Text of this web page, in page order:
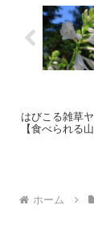
はびこる雑草
【食べられる山
ホーム